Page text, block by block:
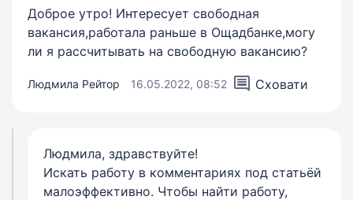
Доброе утро! Интересует свободная
вакансия,работала раньше в Ощадбанке,могу
ли я рассчитывать на свободную вакансию?
Людмила Рейтор 16.05.2022, 08:52 Сховати
Людмила, здравствуйте!
Искать работу в комментариях под статьёй
малоэффективно. Чтобы найти работу,